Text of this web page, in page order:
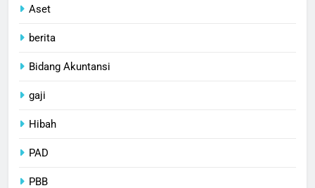
Aset
berita
Bidang Akuntansi
gaji
Hibah
PAD
PBB